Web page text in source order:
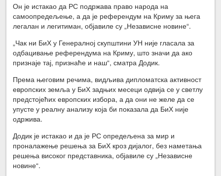
Он је истакао да РС подржава право народа на
самоопредељење, а да је референдум на Криму за њега
легалан и легитиман, објавиле су „Независне новине“.
„Чак ни БиХ у Генералној скупштини УН није гласала за
одбацивање референдума на Криму, што значи да ако
признаје тај, признаће и наш“, сматра Додик.
Према његовим речима, видљива дипломатска активност
европских земља у БиХ задњих месеци одвија се у светлу
предстојећих европских избора, а да они не желе да се
упусте у реалну анализу која би показала да БиХ није
одржива.
Додик је истакао и да је РС опредељена за мир и
проналажење решења за БиХ кроз дијалог, без наметања
решења високог представника, објавиле су „Независне
новине“.